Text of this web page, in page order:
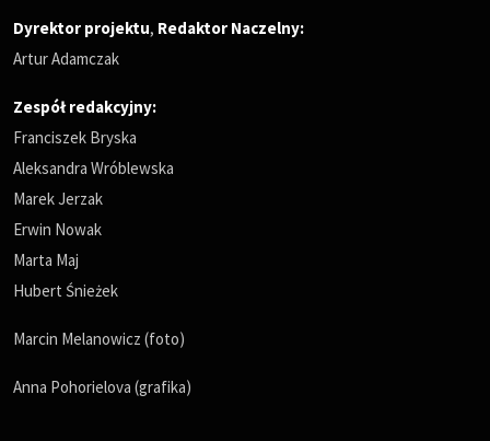
Dyrektor projektu, Redaktor Naczelny:
Artur Adamczak
Zespół redakcyjny:
Franciszek Bryska
Aleksandra Wróblewska
Marek Jerzak
Erwin Nowak
Marta Maj
Hubert Śnieżek
Marcin Melanowicz (foto)
Anna Pohorielova (grafika)